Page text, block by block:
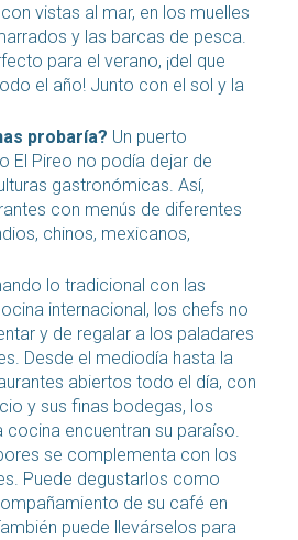
vistas al mar, en los muelles
y las barcas de pesca.
para el verano, ¡del que
el año! Junto con el sol y la
probaría? Un puerto
El Pireo no podía dejar de
gastronómicas. Así,
con menús de diferentes
chinos, mexicanos,
lo tradicional con las
internacional, los chefs no
y de regalar a los paladares
Desde el mediodía hasta la
abiertos todo el día, con
y sus finas bodegas, los
cocina encuentran su paraíso.
se complementa con los
Puede degustarlos como
de su café en
puede llevárselos para